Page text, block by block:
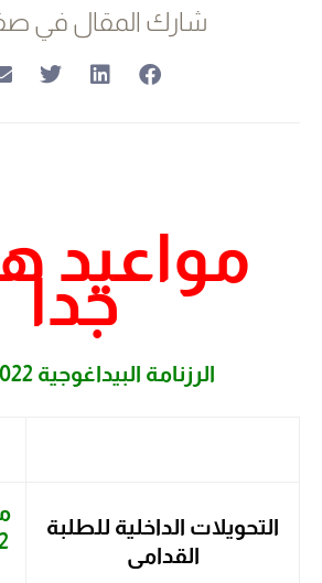
شارك المقال في
مواعيد
جدا
الرزنامة البيداغوجية 2022-2023
التحويلات الداخلية للطلبة
القدامى